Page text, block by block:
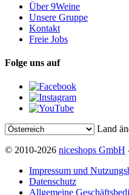
Über 9Weine
Unsere Gruppe
Kontakt
Freie Jobs
Folge uns auf
Land
© 2010-2026 niceshops GmbH
Impressum und
Datenschutz
Allgemeine